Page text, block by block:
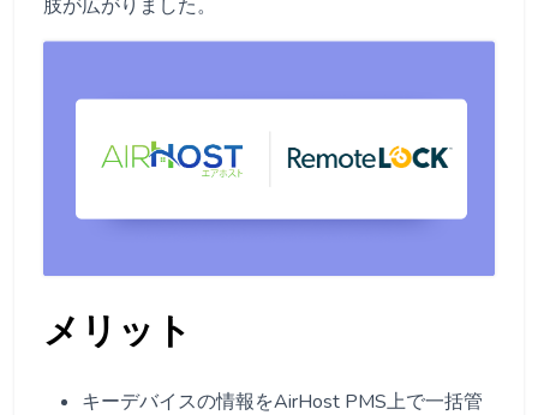
肢が広がりました。
メリット
キーデバイスの情報をAirHost PMS上で一括管